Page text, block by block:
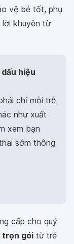
vệ bé tốt, phụ
khuyên từ
hiệu
chỉ mỗi trễ
như xuất
xem bạn
sớm thông
cấp cho quý
trọn gói từ trẻ